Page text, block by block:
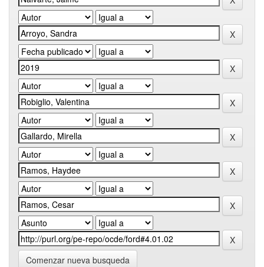
Comenzar nueva busqueda